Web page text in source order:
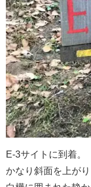
E-3サイトに到着。
かなり斜面を上がり